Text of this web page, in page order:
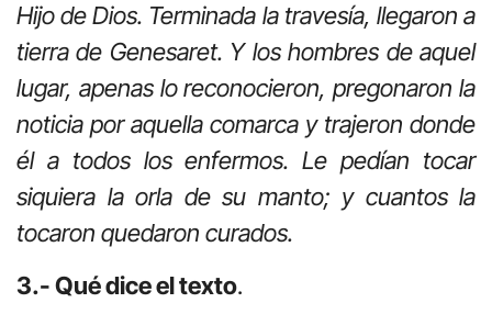
Hijo de Dios. Terminada la travesía, llegaron a
tierra de Genesaret. Y los hombres de aquel
lugar, apenas lo reconocieron, pregonaron la
noticia por aquella comarca y trajeron donde
él a todos los enfermos. Le pedían tocar
siquiera la orla de su manto; y cuantos la
tocaron quedaron curados.
3.- Qué dice el texto.